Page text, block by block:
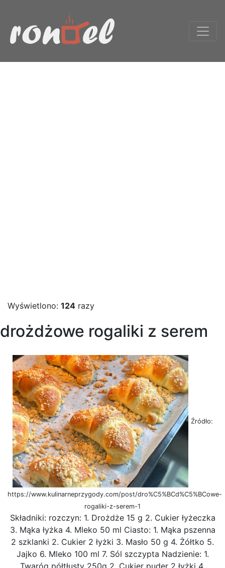
Wyświetlono: 124 razy
drożdżowe rogaliki z serem
Źródło:
https://www.kulinarneprzygody.com/post/dro%C5%BCd%C5%BCowe-
rogaliki-z-serem-1
Składniki: rozczyn: 1. Drożdże 15 g 2. Cukier łyżeczka
3. Mąka łyżka 4. Mleko 50 ml Ciasto: 1. Mąka pszenna
2 szklanki 2. Cukier 2 łyżki 3. Masło 50 g 4. Żółtko 5.
Jajko 6. Mleko 100 ml 7. Sól szczypta Nadzienie: 1.
Twaróg półtłusty 250g 2. Cukier puder 2 łyżki 4.